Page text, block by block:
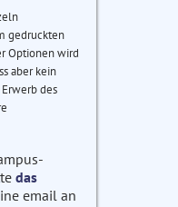
gedruckten
Optionen wird
aber kein
des
das
email an